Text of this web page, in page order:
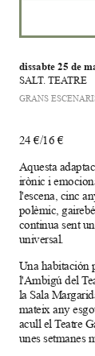
dissabte 25 de
SALT. TEATRE
GRANS
24 €/16 €
Aquesta
irònic i
l'escena, cinc
polèmic,
continua sent
universal.
Una habitación
l'Ambigú del
la Sala
mateix any
acull el Teatre
unes setmanes